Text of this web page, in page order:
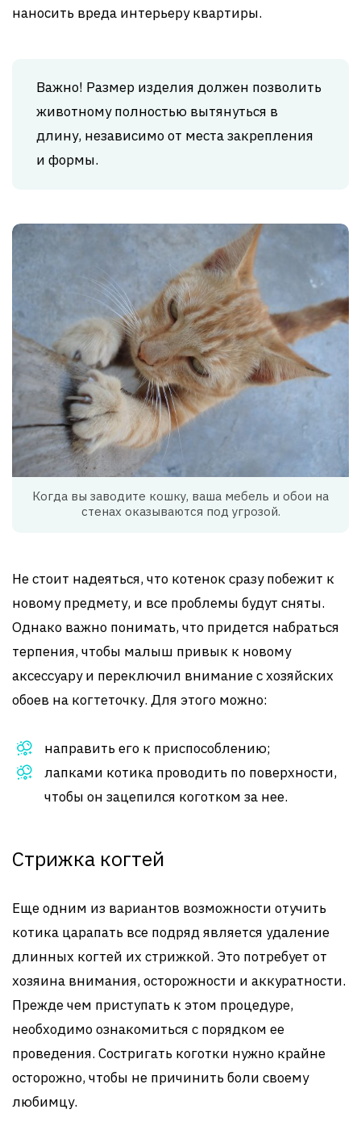
наносить вреда интерьеру квартиры.
Важно! Размер изделия должен позволить
животному полностью вытянуться в
длину, независимо от места закрепления
и формы.
Когда вы заводите кошку, ваша мебель и обои на
стенах оказываются под угрозой.
Не стоит надеяться, что котенок сразу побежит к
новому предмету, и все проблемы будут сняты.
Однако важно понимать, что придется набраться
терпения, чтобы малыш привык к новому
аксессуару и переключил внимание с хозяйских
обоев на когтеточку. Для этого можно:
направить его к приспособлению;
лапками котика проводить по поверхности,
чтобы он зацепился коготком за нее.
Стрижка когтей
Еще одним из вариантов возможности отучить
котика царапать все подряд является удаление
длинных когтей их стрижкой. Это потребует от
хозяина внимания, осторожности и аккуратности.
Прежде чем приступать к этом процедуре,
необходимо ознакомиться с порядком ее
проведения. Состригать коготки нужно крайне
осторожно, чтобы не причинить боли своему
любимцу.